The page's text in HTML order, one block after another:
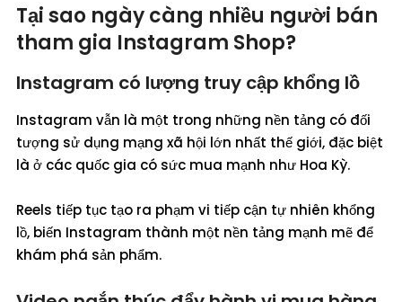
Tại sao ngày càng nhiều người bán
tham gia Instagram Shop?
Instagram có lượng truy cập khổng lồ
Instagram vẫn là một trong những nền tảng có đối
tượng sử dụng mạng xã hội lớn nhất thế giới, đặc biệt
là ở các quốc gia có sức mua mạnh như Hoa Kỳ.
Reels tiếp tục tạo ra phạm vi tiếp cận tự nhiên khổng
lồ, biến Instagram thành một nền tảng mạnh mẽ để
khám phá sản phẩm.